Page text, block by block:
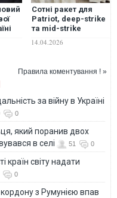
Сотні ракет для
Patriot, deep-strike
та mid-strike
новий масштабний
млрд, – Федоров
14.04.2026
Правила коментування ! »
за війну в Україні
0
який поранив двох
в селі
51 0
країн світу надати
0
кордону з Румунією впав